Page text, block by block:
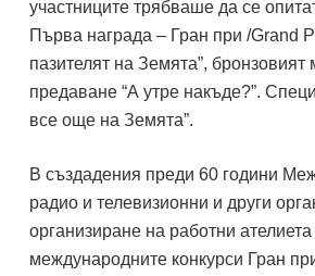
участниците трябваше да се
Първа награда – Гран при /Grand
пазителят на Земята”,
предаване “А утре накъде?”.
все още на Земята”.
В създадения преди 60 години
радио и телевизионни и други
организиране на работни
международните конкурси Гран